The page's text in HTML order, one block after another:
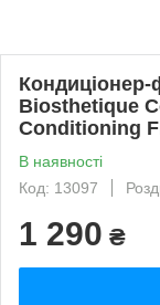
Biosthetique
Conditioning
В наявності
Код: 13097
1 290 ₴